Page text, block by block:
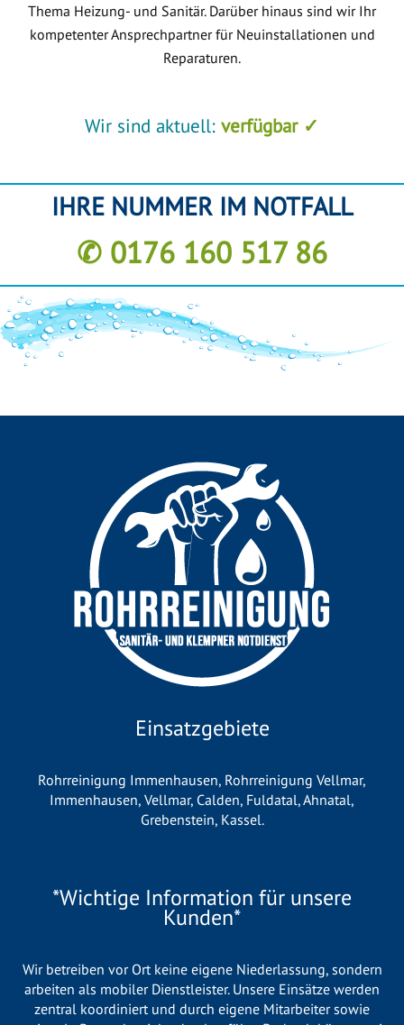
Thema Heizung- und Sanitär. Darüber hinaus sind wir Ihr
kompetenter Ansprechpartner für Neuinstallationen und
Reparaturen.
Wir sind aktuell: verfügbar ✓
IHRE NUMMER IM NOTFALL
✆ 0176 160 517 86
Einsatzgebiete
Rohrreinigung Immenhausen, Rohrreinigung Vellmar,
Immenhausen, Vellmar, Calden, Fuldatal,Ahnatal,
Grebenstein, Kassel.
*Wichtige Information für unsere
Kunden*
Wir betreiben vor Ort keine eigene Niederlassung, sondern
arbeiten als mobiler Dienstleister. Unsere Einsätze werden
zentral koordiniert und durch eigene Mitarbeiter sowie